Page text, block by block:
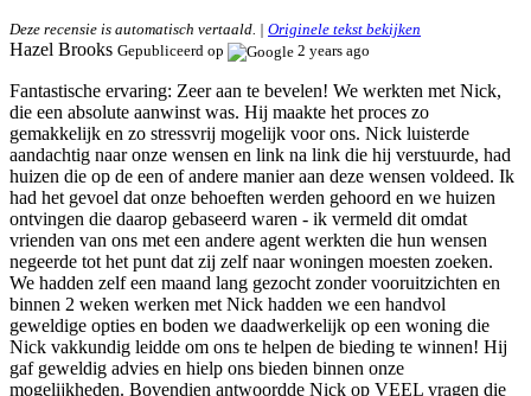
Deze recensie is automatisch vertaald. | Originele tekst bekijken
Hazel Brooks Gepubliceerd op 2 years ago
Fantastische ervaring: Zeer aan te bevelen! We werkten met Nick,
die een absolute aanwinst was. Hij maakte het proces zo
gemakkelijk en zo stressvrij mogelijk voor ons. Nick luisterde
aandachtig naar onze wensen en link na link die hij verstuurde, had
huizen die op de een of andere manier aan deze wensen voldeed. Ik
had het gevoel dat onze behoeften werden gehoord en we huizen
ontvingen die daarop gebaseerd waren - ik vermeld dit omdat
vrienden van ons met een andere agent werkten die hun wensen
negeerde tot het punt dat zij zelf naar woningen moesten zoeken.
We hadden zelf een maand lang gezocht zonder vooruitzichten en
binnen 2 weken werken met Nick hadden we een handvol
geweldige opties en boden we daadwerkelijk op een woning die
Nick vakkundig leidde om ons te helpen de bieding te winnen! Hij
gaf geweldig advies en hielp ons bieden binnen onze
mogelijkheden. Bovendien antwoordde Nick op VEEL vragen die